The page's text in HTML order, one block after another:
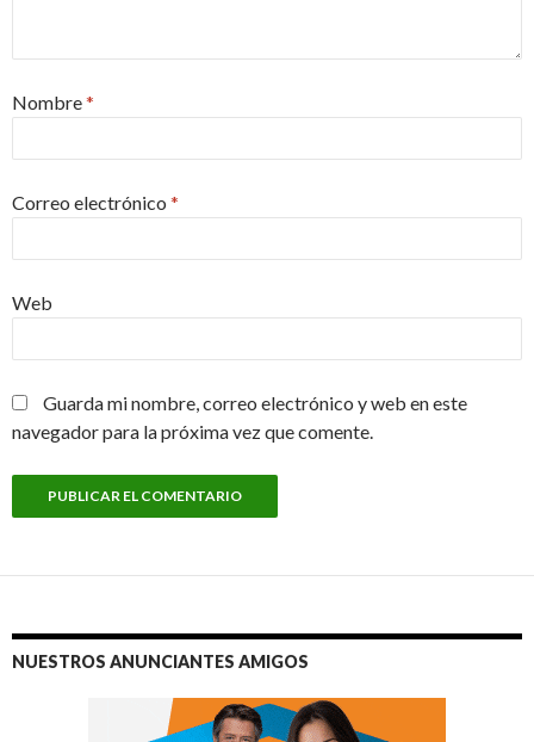
Nombre*
Correo electrónico *
Web
Guarda mi nombre, correo electrónico y web en este
navegador para la próxima vez que comente.
NUESTROS ANUNCIANTES AMIGOS